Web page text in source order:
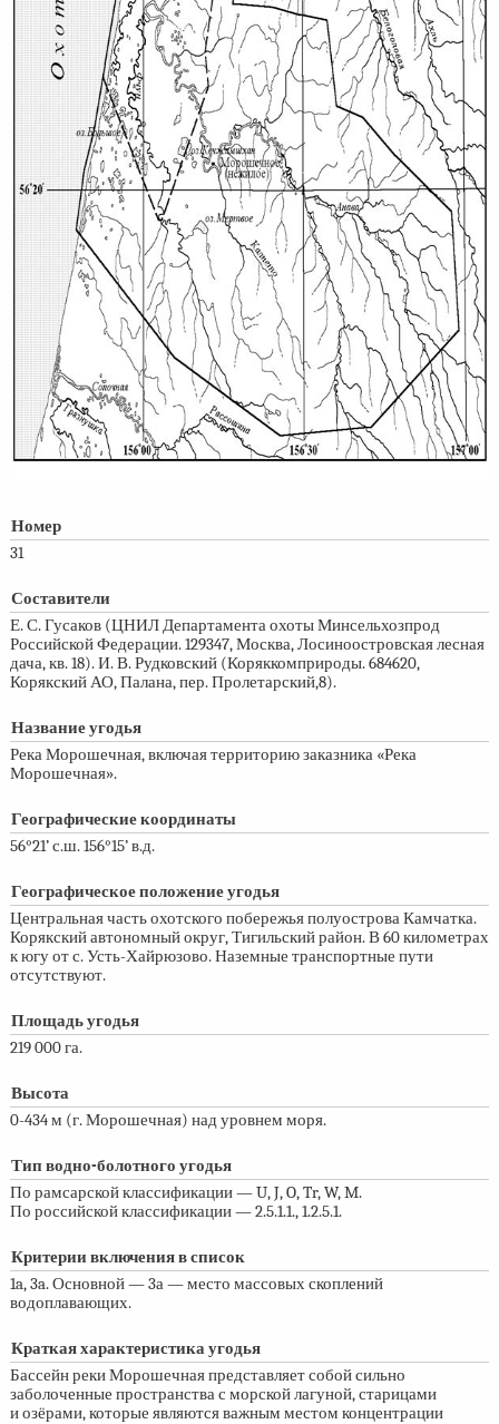
Номер
31
Составители
Е. С. Гусаков (ЦНИЛ Департамента охоты Минсельхозпрод
Российской Федерации. 129347, Москва, Лосиноостровская лесная
дача, кв. 18). И. В. Рудковский (Коряккомприроды. 684620,
Корякский АО, Палана, пер. Пролетарский,8).
Название угодья
Река Морошечная, включая территорию заказника «Река
Морошечная».
Географические координаты
56°21’ с.ш. 156°15’ в.д.
Географическое положение угодья
Центральная часть охотского побережья полуострова Камчатка.
Корякский автономный округ, Тигильский район. В 60 километрах
к югу от с. Усть-Хайрюзово. Наземные транспортные пути
отсутствуют.
Площадь угодья
219 000 га.
Высота
0-434 м (г. Морошечная) над уровнем моря.
Тип водно-болотного угодья
По рамсарской классификации — U, J, O, Tr, W, M.
По российской классификации — 2.5.1.1., 1.2.5.1.
Критерии включения в список
1a, 3a. Основной — 3а — место массовых скоплений
водоплавающих.
Краткая характеристика угодья
Бассейн реки Морошечная представляет собой сильно
заболоченные пространства с морской лагуной, старицами
и озёрами, которые являются важным местом концентрации